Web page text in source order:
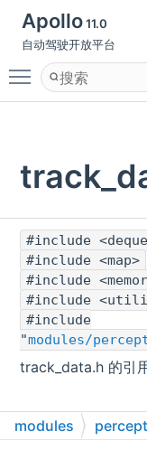
Apollo11.0
自动驾驶开放平台
Toggle main
#include
#include <map>
#include
#include
#include
"modules/
track_data.h 的引
modules